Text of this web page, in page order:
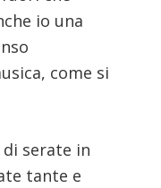
io una
come si
serate in
tante e